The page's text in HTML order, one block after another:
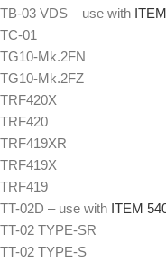
TB-03 VDS – use with
TC-01
TG10-Mk.2FN
TG10-Mk.2FZ
TRF420X
TRF420
TRF419XR
TRF419X
TRF419
TT-02D – use with ITEM
TT-02 TYPE-SR
TT-02 TYPE-S